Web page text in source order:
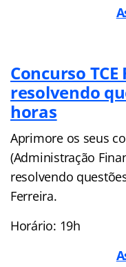
Concurso
resolvendo
horas
Aprimore os seus
(Administração
resolvendo
Ferreira.
Horário: 19h